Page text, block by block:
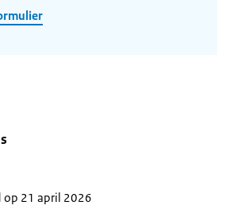
op 21 april 2026